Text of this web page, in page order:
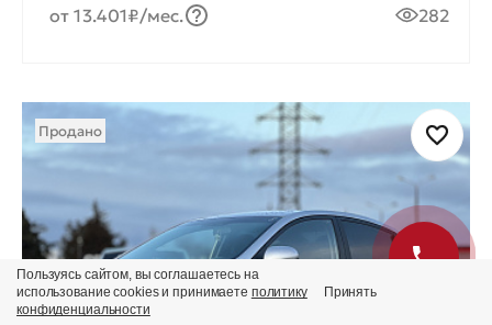
от 13.401₽/мес. 282
Продано
Пользуясь сайтом, вы соглашаетесь на
использование cookies и принимаете политику
конфиденциальности
Принять